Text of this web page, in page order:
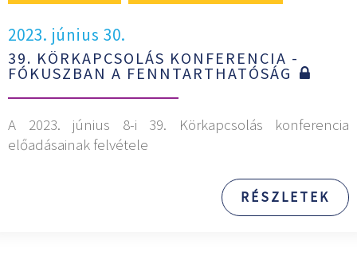
2023. június 30.
39. KÖRKAPCSOLÁS KONFERENCIA -
FÓKUSZBAN A FENNTARTHATÓSÁG
A 2023. június 8-i 39. Körkapcsolás konferencia
előadásainak felvétele
RÉSZLETEK